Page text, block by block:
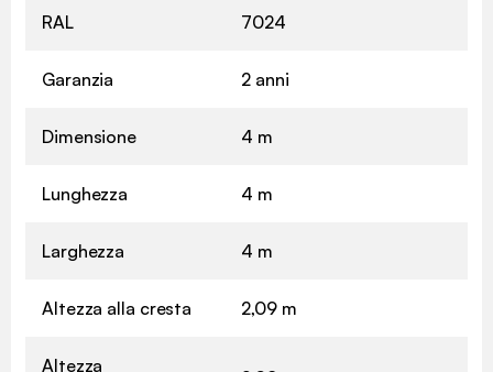
RAL 7024
Garanzia 2 anni
Dimensione 4 m
Lunghezza 4 m
Larghezza 4 m
Altezza alla cresta 2,09 m
Altezza